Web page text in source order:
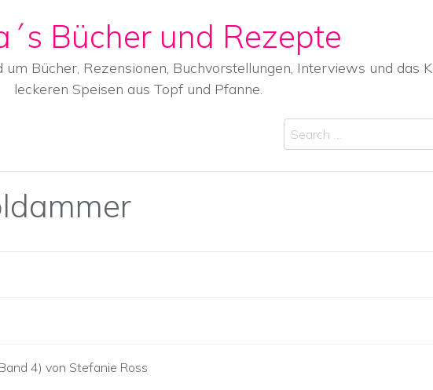
Bücher und Rezepte
Bücher, Rezensionen, Buchvorstellungen, Interviews und das
leckeren Speisen aus Topf und Pfanne.
Search
4) von Stefanie Ross